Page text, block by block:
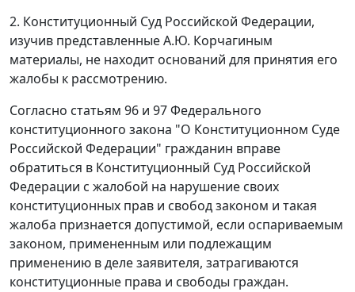
2. Конституционный Суд Российской Федерации,
изучив представленные А.Ю. Корчагиным
материалы, не находит оснований для принятия его
жалобы к рассмотрению.
Согласно статьям 96 и 97Федерального
конституционного закона "О Конституционном Суде
Российской Федерации" гражданин вправе
обратиться в Конституционный Суд Российской
Федерации с жалобой на нарушение своих
конституционных прав и свобод законом и такая
жалоба признается допустимой, если оспариваемым
законом, примененным или подлежащим
применению в деле заявителя, затрагиваются
конституционные права и свободы граждан.